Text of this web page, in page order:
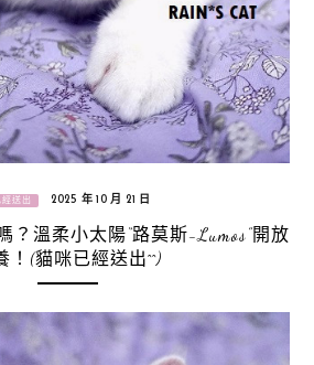
經送出 2025 年 10 月 21 日
？溫柔小太陽“路莫斯-Lumos”開放
！(貓咪已經送出^^)